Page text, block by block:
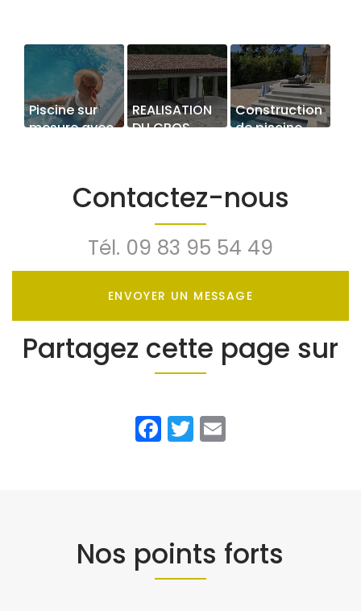
Piscine sur
mesure avec
REALISATION
DU GROS
TOURRETTES
Construction
de piscine
Contactez-nous
Tél. 09 83 95 54 49
ENVOYER UN MESSAGE
Partagez cette page sur
Facebook
Twitter
Nos points forts